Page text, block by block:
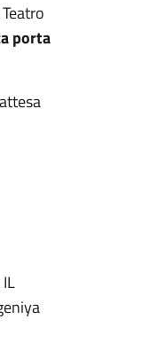
porta